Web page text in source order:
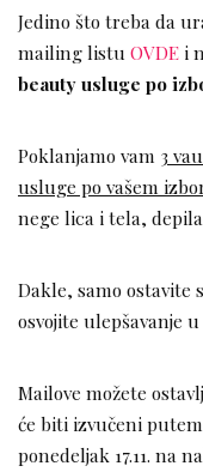
Jedino što treba da
mailing listu OVDE i
beauty usluge po
Poklanjamo vam 3
usluge po vašem
nege lica i tela,
Dakle, samo ostavite
osvojite ulepšavanje
Mailove možete
će biti izvučeni
ponedeljak 17.11. na